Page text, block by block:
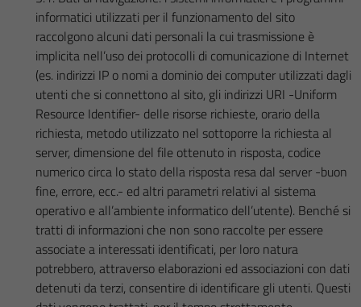
informatici utilizzati per il funzionamento del sito
raccolgono alcuni dati personali la cui trasmissione è
implicita nell’uso dei protocolli di comunicazione di Internet
(es. indirizzi IP o nomi a dominio dei computer utilizzati dagli
utenti che si connettono al sito, gli indirizzi URI -Uniform
Resource Identifier- delle risorse richieste, orario della
richiesta, metodo utilizzato nel sottoporre la richiesta al
server, dimensione del file ottenuto in risposta, codice
numerico circa lo stato della risposta resa dal server -buon
fine, errore, ecc.- ed altri parametri relativi al sistema
operativo e all’ambiente informatico dell’utente). Benché si
tratti di informazioni che non sono raccolte per essere
associate a interessati identificati, per loro natura
potrebbero, attraverso elaborazioni ed associazioni con dati
detenuti da terzi, consentire di identificare gli utenti. Questi